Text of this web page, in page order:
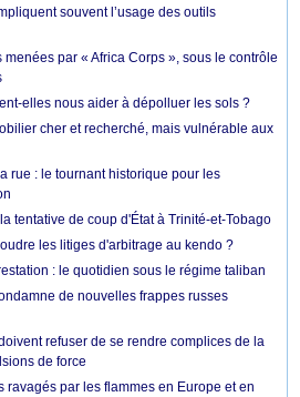
souvent l’usage des outils
par « Africa Corps », sous le contrôle
elles nous aider à dépolluer les sols ?
cher et recherché, mais vulnérable aux
rue : le tournant historique pour les
tentative de coup d'État à Trinité-et-Tobago
les litiges d'arbitrage au kendo ?
: le quotidien sous le régime taliban
de nouvelles frappes russes
refuser de se rendre complices de la
de force
ravagés par les flammes en Europe et en